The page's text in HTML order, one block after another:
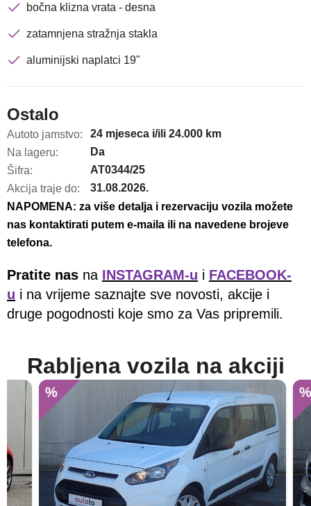
bočna klizna vrata - desna
zatamnjena stražnja stakla
aluminijski naplatci 19"
Ostalo
Autoto jamstvo:
24 mjeseca i/ili 24.000 km
Na lageru:
Da
Šifra:
AT0344/25
Akcija traje do:
31.08.2026.
NAPOMENA: za više detalja i rezervaciju vozila možete
nas kontaktirati putem e-maila ili na navedene brojeve
telefona.
Pratite nas na INSTAGRAM-u i FACEBOOK-
u i na vrijeme saznajte sve novosti, akcije i
druge pogodnosti koje smo za Vas pripremili.
Rabljena vozila na akciji
%